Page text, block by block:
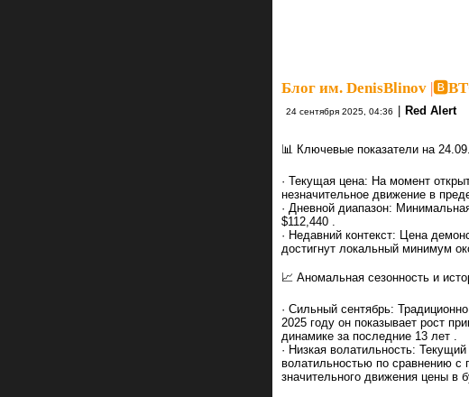
Блог им. DenisBlinov |
24 сентября 2025, 04:36 | Red Alert
📊 Ключевые показатели на
· Текущая цена: На момент
незначительное движение в
· Дневной диапазон:
$112,440 .
· Недавний контекст: Цена
достигнут локальный минимум
📈 Аномальная сезонность и
· Сильный сентябрь:
2025 году он показывает рост
динамике за последние 13 лет .
· Низкая волатильность:
волатильностью по сравнению
значительного движения цены в